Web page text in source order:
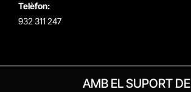
Telèfon:
932 311 247
AMB EL SUPORT DE